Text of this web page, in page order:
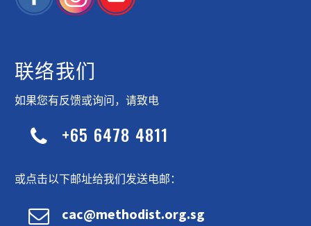
联络我们
如果您有反馈或询问，请致电

 +65 6478 4811
或点击以下邮址给我们发送电邮：

 cac@methodist.org.sg